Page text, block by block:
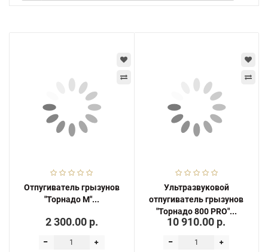
Отпугиватель грызунов
"Торнадо М"...
2 300.00 р.
Ультразвуковой
отпугиватель грызунов
"Торнадо 800 PRO"...
10 910.00 р.